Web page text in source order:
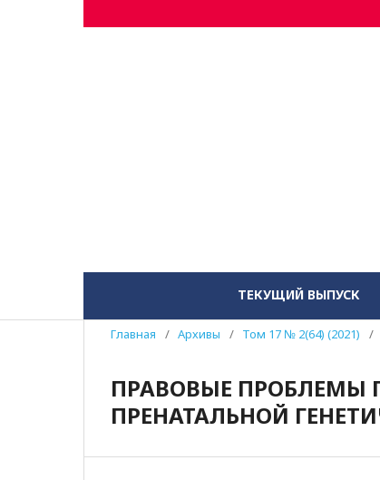
ТЕКУЩИЙ ВЫПУСК
Главная / Архивы / Том 17 № 2(64) (2021) /
ПРАВОВЫЕ ПРОБЛЕМЫ
ПРЕНАТАЛЬНОЙ